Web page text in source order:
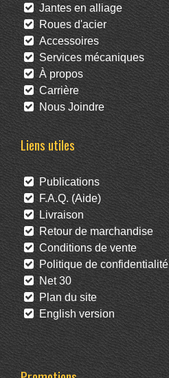
Jantes en alliage
Roues d'acier
Accessoires
Services mécaniques
À propos
Carrière
Nous Joindre
Liens utiles
Publications
F.A.Q. (Aide)
Livraison
Retour de marchandise
Conditions de vente
Politique de confidentialité
Net 30
Plan du site
English version